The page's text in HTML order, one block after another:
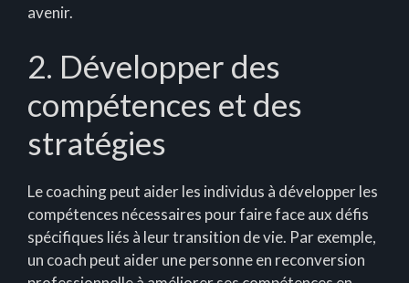
avenir.
2. Développer des
compétences et des
stratégies
Le coaching peut aider les individus à développer les
compétences nécessaires pour faire face aux défis
spécifiques liés à leur transition de vie. Par exemple,
un coach peut aider une personne en reconversion